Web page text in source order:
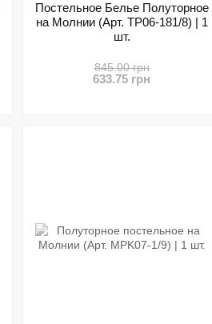
Постельное Белье Полуторное
на Молнии (Арт. TP06-181/8) | 1
шт.
845.00 грн
633.75 грн